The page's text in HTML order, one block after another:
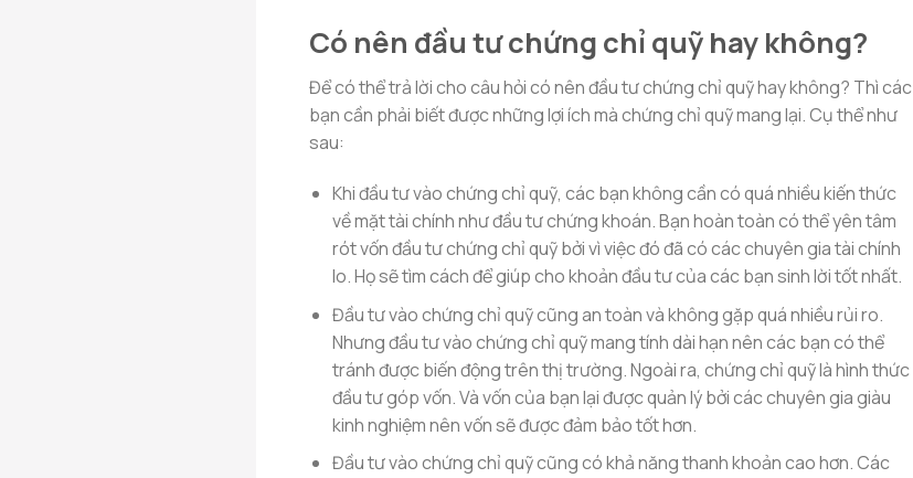
Có nên đầu tư chứng chỉ quỹ hay không?
Để có thể trả lời cho câu hỏi có nên đầu tư chứng chỉ quỹ hay không? Thì các
bạn cần phải biết được những lợi ích mà chứng chỉ quỹ mang lại. Cụ thể như
sau:
Khi đầu tư vào chứng chỉ quỹ, các bạn không cần có quá nhiều kiến thức
về mặt tài chính như đầu tư chứng khoán. Bạn hoàn toàn có thể yên tâm
rót vốn đầu tư chứng chỉ quỹ bởi vì việc đó đã có các chuyên gia tài chính
lo. Họ sẽ tìm cách để giúp cho khoản đầu tư của các bạn sinh lời tốt nhất.
Đầu tư vào chứng chỉ quỹ cũng an toàn và không gặp quá nhiều rủi ro.
Nhưng đầu tư vào chứng chỉ quỹ mang tính dài hạn nên các bạn có thể
tránh được biến động trên thị trường. Ngoài ra, chứng chỉ quỹ là hình thức
đầu tư góp vốn. Và vốn của bạn lại được quản lý bởi các chuyên gia giàu
kinh nghiệm nên vốn sẽ được đảm bảo tốt hơn.
Đầu tư vào chứng chỉ quỹ cũng có khả năng thanh khoản cao hơn. Các